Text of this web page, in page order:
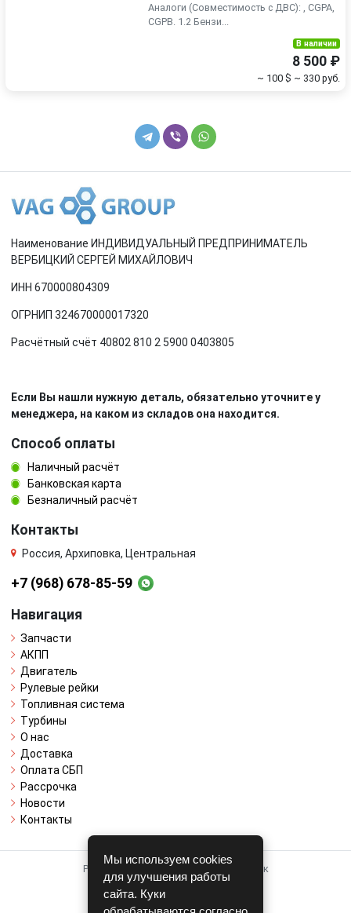
Volkswagen
Аналоги (Совместимость с ДВС): , CGPA,
CGPB. 1.2 Бензи...
В наличии
8 500 ₽
~ 100 $ ~ 330 руб.
Наименование ИНДИВИДУАЛЬНЫЙ ПРЕДПРИНИМАТЕЛЬ
ВЕРБИЦКИЙ СЕРГЕЙ МИХАЙЛОВИЧ
ИНН 670000804309
ОГРНИП 324670000017320
Расчётный счёт 40802 810 2 5900 0403805
Если Вы нашли нужную деталь, обязательно уточните у
менеджера, на каком из складов она находится.
Способ оплаты
Наличный расчёт
Банковская карта
Безналичный расчёт
Контакты
Россия, Архиповка, Центральная
+7 (968) 678-85-59
Навигация
Запчасти
АКПП
Двигатель
Рулевые рейки
Топливная система
Турбины
О нас
Доставка
Оплата СБП
Рассрочка
Новости
Контакты
Работает на системе для авторазборок
CARRO.БИЗНЕС
Мы используем cookies
для улучшения работы
сайта. Куки